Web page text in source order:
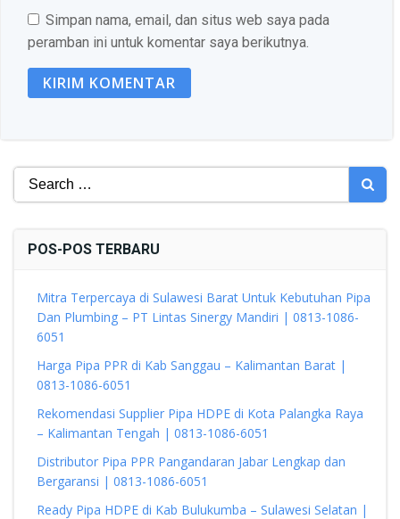
Simpan nama, email, dan situs web saya pada
peramban ini untuk komentar saya berikutnya.
Search
POS-POS TERBARU
Mitra Terpercaya di Sulawesi Barat Untuk Kebutuhan Pipa
Dan Plumbing – PT Lintas Sinergy Mandiri | 0813-1086-
6051
Harga Pipa PPR di Kab Sanggau – Kalimantan Barat |
0813-1086-6051
Rekomendasi Supplier Pipa HDPE di Kota Palangka Raya
– Kalimantan Tengah | 0813-1086-6051
Distributor Pipa PPR Pangandaran Jabar Lengkap dan
Bergaransi | 0813-1086-6051
Ready Pipa HDPE di Kab Bulukumba – Sulawesi Selatan |